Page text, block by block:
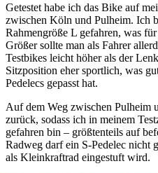
Getestet habe ich das Bike auf
zwischen Köln und Pulheim. Ich
Rahmengröße L gefahren, was
Größer sollte man als Fahrer
Testbikes leicht höher als der
Sitzposition eher sportlich, was
Pedelecs gepasst hat.
Auf dem Weg zwischen Pulheim
zurück, sodass ich in meinem
gefahren bin – größtenteils auf
Radweg darf ein S-Pedelec nicht
als Kleinkraftrad eingestuft wird.